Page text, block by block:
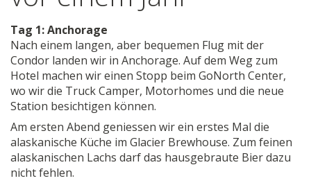
Tag 1: Anchorage
Nach einem langen, aber bequemen Flug mit der
Condor landen wir in Anchorage. Auf dem Weg zum
Hotel machen wir einen Stopp beim GoNorth Center,
wo wir die Truck Camper, Motorhomes und die neue
Station besichtigen können.
Am ersten Abend geniessen wir ein erstes Mal die
alaskanische Küche im Glacier Brewhouse. Zum feinen
alaskanischen Lachs darf das hausgebraute Bier dazu
nicht fehlen.